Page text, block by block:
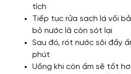
tích
Tiếp tục rửa sạch lá vối
bỏ nước lã còn sót lại
Sau đó, rót nước sôi đầy
phút
Uống khi còn ấm sẽ tốt